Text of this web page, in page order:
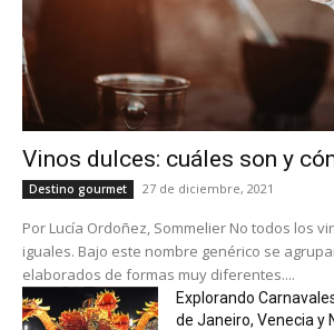
Vinos dulces: cuáles son y
Destino gourmet 27 de diciembre, 2021
Por Lucía Ordoñez, Sommelier No todos los
iguales. Bajo este nombre genérico se
elaborados de formas muy diferentes....
Explorando
de Janeiro, Venecia y